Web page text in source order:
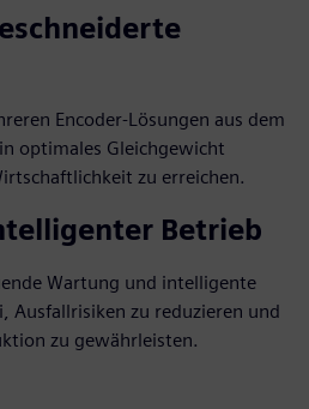
Encoder-Lösungen aus dem
optimales Gleichgewicht
zu erreichen.
Betrieb
Wartung und intelligente
Ausfallrisiken zu reduzieren und
zu gewährleisten.